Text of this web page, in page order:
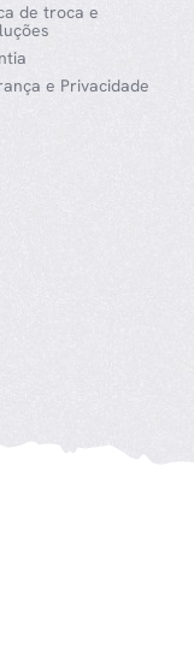
de troca e
e Privacidade